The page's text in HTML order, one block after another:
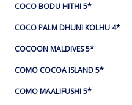
COCO BODU HITHI 5*
COCO PALM DHUNI KOLHU 4*
COCOON MALDIVES 5*
COMO COCOA ISLAND 5*
COMO MAALIFUSHI 5*